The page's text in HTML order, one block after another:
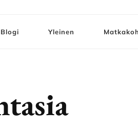
Blogi Yleinen